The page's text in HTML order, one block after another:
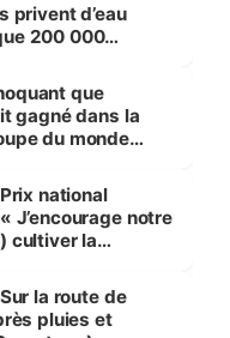
privent d’eau
200 000
que
gagné dans la
du monde
national
J’encourage notre
cultiver la
la route de
pluies et